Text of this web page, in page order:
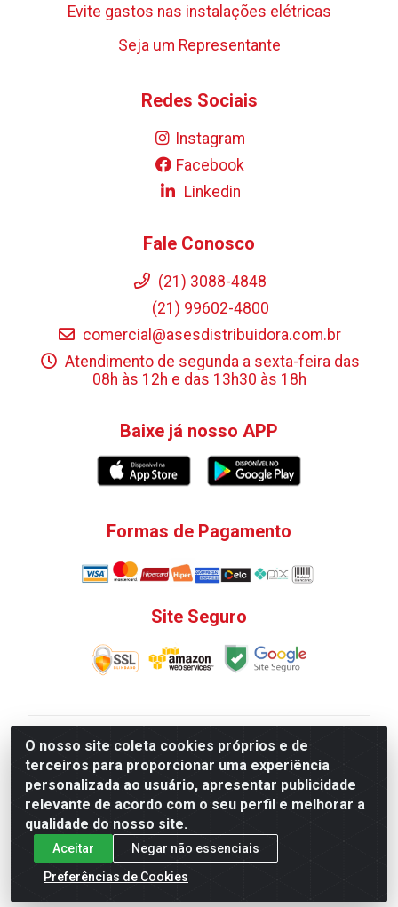
O nosso site coleta cookies próprios e de
terceiros para proporcionar uma experiência
personalizada ao usuário, apresentar publicidade
relevante de acordo com o seu perfil e melhorar a
qualidade do nosso site.
Aceitar
Negar não essenciais
Preferências de Cookies
Evite gastos nas instalações elétricas
Seja um Representante
Redes Sociais
Instagram
Facebook
Linkedin
Fale Conosco
(21) 3088-4848
(21) 99602-4800
comercial@asesdistribuidora.com.br
Atendimento de segunda a sexta-feira das
08h às 12h e das 13h30 às 18h
Baixe já nosso APP
Formas de Pagamento
Site Seguro
V. C. Ferragens LTDA - Rua do Matoso, 132 - Praça da
Bandeira, Rio de Janeiro/ RJ - CEP 20.270-135 - CNPJ
12.324.723/0001-25
Todas as regras de promoções, descontos, preços e
prazos de pagamento e entrega expostos aqui são
válidos apenas para compras via internet. Preços e
estoque sujeito a alterações sem aviso prévio.